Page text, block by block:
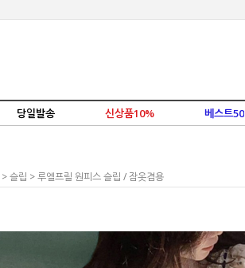
당일발송 신상품10% 베스트50
>슬립 > 루엘프릴 원피스 슬립 / 잠옷겸용